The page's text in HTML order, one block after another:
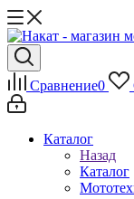
Сравнение0
Каталог
Назад
Каталог